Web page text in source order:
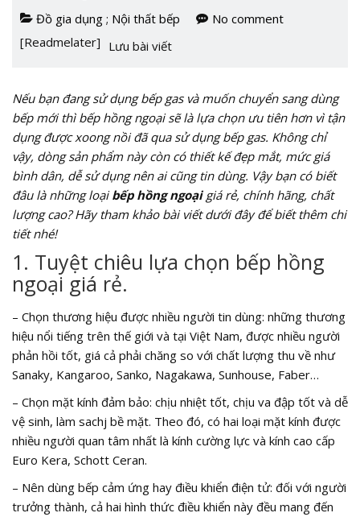
Đồ gia dụng ; Nội thất bếp
No comment
[Readmelater] Lưu bài viết
Nếu bạn đang sử dụng bếp gas và muốn chuyển sang dùng
bếp mới thì bếp hồng ngoại sẽ là lựa chọn ưu tiên hơn vì tận
dụng được xoong nồi đã qua sử dụng bếp gas. Không chỉ
vậy, dòng sản phẩm này còn có thiết kế đẹp mắt, mức giá
bình dân, dễ sử dụng nên ai cũng tin dùng. Vậy bạn có biết
đâu là những loạibếp hồng ngoạigiá rẻ, chính hãng, chất
lượng cao? Hãy tham khảo bài viết dưới đây để biết thêm chi
tiết nhé!
1. Tuyệt chiêu lựa chọn bếp hồng
ngoại giá rẻ.
– Chọn thương hiệu được nhiều người tin dùng: những thương
hiệu nổi tiếng trên thế giới và tại Việt Nam, được nhiều người
phản hồi tốt, giá cả phải chăng so với chất lượng thu về như
Sanaky, Kangaroo, Sanko, Nagakawa, Sunhouse, Faber…
– Chọn mặt kính đảm bảo: chịu nhiệt tốt, chịu va đập tốt và dễ
vệ sinh, làm sachj bề mặt. Theo đó, có hai loại mặt kính được
nhiều người quan tâm nhất là kính cường lực và kính cao cấp
Euro Kera, Schott Ceran.
– Nên dùng bếp cảm ứng hay điều khiển điện tử: đối với người
trưởng thành, cả hai hình thức điều khiển này đều mang đến